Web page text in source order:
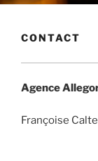
CONTACT
Agence
Françoise